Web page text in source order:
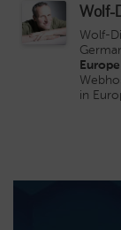
Wolf-
Wolf-
in